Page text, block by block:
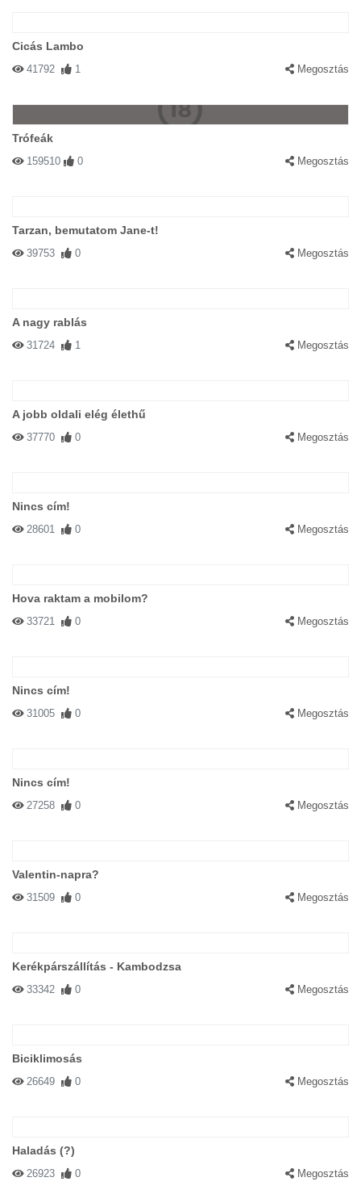
Cicás Lambo
41792 1 Megosztás
Trófeák
159510 0 Megosztás
Tarzan, bemutatom Jane-t!
39753 0 Megosztás
A nagy rablás
31724 1 Megosztás
A jobb oldali elég élethű
37770 0 Megosztás
Nincs cím!
28601 0 Megosztás
Hova raktam a mobilom?
33721 0 Megosztás
Nincs cím!
31005 0 Megosztás
Nincs cím!
27258 0 Megosztás
Valentin-napra?
31509 0 Megosztás
Kerékpárszállítás - Kambodzsa
33342 0 Megosztás
Biciklimosás
26649 0 Megosztás
Haladás (?)
26923 0 Megosztás